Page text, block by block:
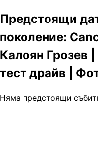
Предстоящи
поколение:
Калоян Грозев
тест драйв |
Няма предстоящи